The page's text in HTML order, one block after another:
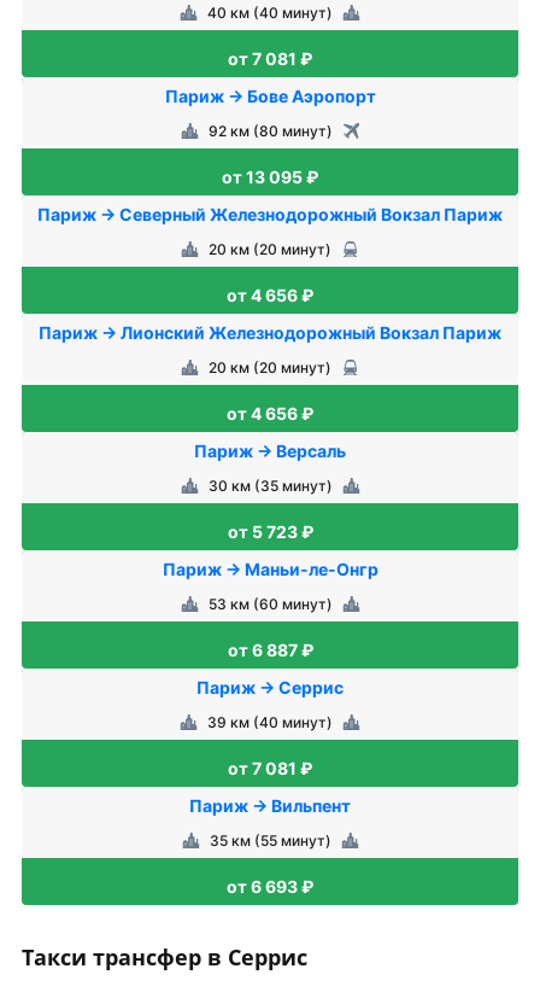
40 км (40 минут)
от 7 081 ₽
Париж → Бове Аэропорт
92 км (80 минут)
от 13 095 ₽
Париж → Северный Железнодорожный Вокзал Париж
20 км (20 минут)
от 4 656 ₽
Париж → Лионский Железнодорожный Вокзал Париж
20 км (20 минут)
от 4 656 ₽
Париж → Версаль
30 км (35 минут)
от 5 723 ₽
Париж → Маньи-ле-Онгр
53 км (60 минут)
от 6 887 ₽
Париж → Серрис
39 км (40 минут)
от 7 081 ₽
Париж → Вильпент
35 км (55 минут)
от 6 693 ₽
Такси трансфер в Серрис